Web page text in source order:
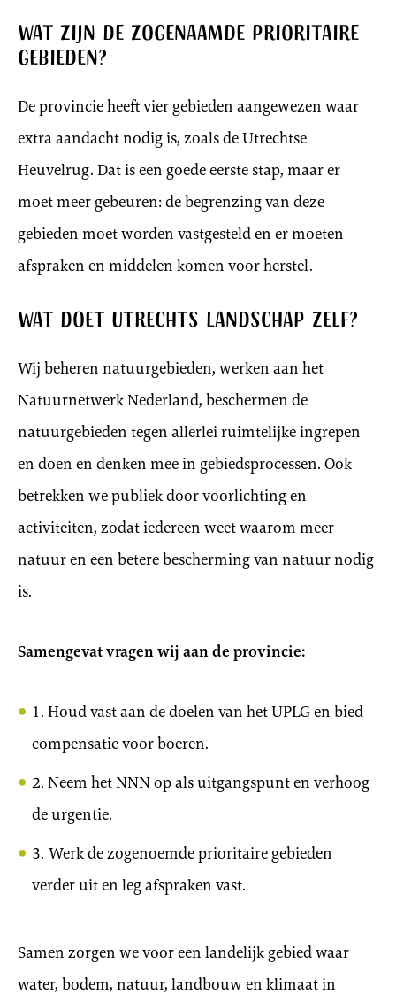
Wat zijn de zogenaamde prioritaire
gebieden?
De provincie heeft vier gebieden aangewezen waar
extra aandacht nodig is, zoals de Utrechtse
Heuvelrug. Dat is een goede eerste stap, maar er
moet meer gebeuren: de begrenzing van deze
gebieden moet worden vastgesteld en er moeten
afspraken en middelen komen voor herstel.
Wat doet Utrechts Landschap zelf?
Wij beheren natuurgebieden, werken aan het
Natuurnetwerk Nederland, beschermen de
natuurgebieden tegen allerlei ruimtelijke ingrepen
en doen en denken mee in gebiedsprocessen. Ook
betrekken we publiek door voorlichting en
activiteiten, zodat iedereen weet waarom meer
natuur en een betere bescherming van natuur nodig
is.
Samengevat vragen wij aan de provincie:
1. Houd vast aan de doelen van het UPLG en bied
compensatie voor boeren.
2. Neem het NNN op als uitgangspunt en verhoog
de urgentie.
3. Werk de zogenoemde prioritaire gebieden
verder uit en leg afspraken vast.
Samen zorgen we voor een landelijk gebied waar
water, bodem, natuur, landbouw en klimaat in